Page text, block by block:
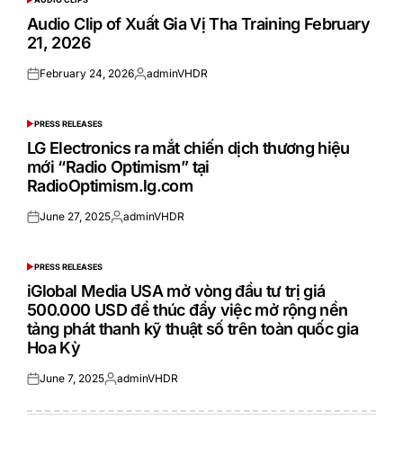
POSTED
IN
Audio Clip of Xuất Gia Vị Tha Training February
21, 2026
Posted
February 24, 2026Posted
adminVHDR
POSTED
IN
PRESS RELEASES
LG Electronics ra mắt chiến dịch thương hiệu
mới “Radio Optimism” tại
RadioOptimism.lg.com
Posted
June 27, 2025Posted
adminVHDR
POSTED
IN
PRESS RELEASES
iGlobal Media USA mở vòng đầu tư trị giá
500.000 USD để thúc đẩy việc mở rộng nền
tảng phát thanh kỹ thuật số trên toàn quốc gia
Hoa Kỳ
Posted
June 7, 2025Posted
adminVHDR